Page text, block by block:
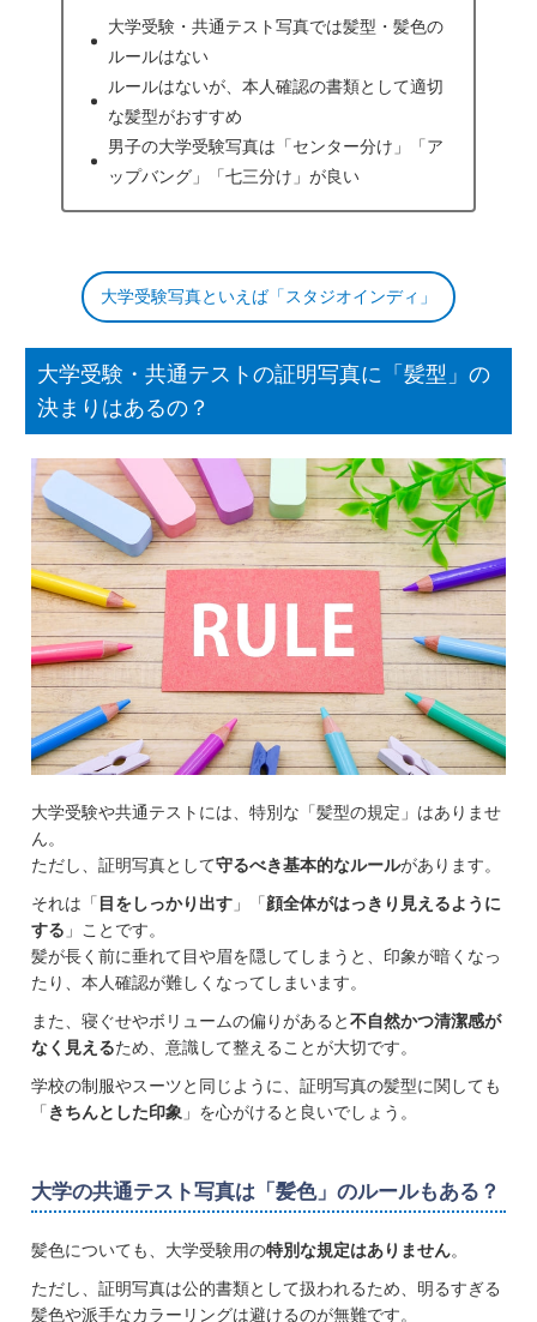
大学受験・共通テスト写真では髪型・髪色の
ルールはない
ルールはないが、本人確認の書類として適切
な髪型がおすすめ
男子の大学受験写真は「センター分け」「ア
ップバング」「七三分け」が良い
大学受験写真といえば「スタジオインディ」
大学受験・共通テストの証明写真に「髪型」の
決まりはあるの？
大学受験や共通テストには、特別な「髪型の規定」はありませ
ん。
ただし、証明写真として守るべき基本的なルールがあります。
それは「 目をしっかり出す」「顔全体がはっきり見えるように
する 」ことです。
髪が長く前に垂れて目や眉を隠してしまうと、印象が暗くなっ
たり、本人確認が難しくなってしまいます。
また、寝ぐせやボリュームの偏りがあると不自然かつ清潔感が
なく見えるため、意識して整えることが大切です。
学校の制服やスーツと同じように、証明写真の髪型に関しても
「 きちんとした印象」を心がけると良いでしょう。
大学の共通テスト写真は「髪色」のルールもある？
髪色についても、大学受験用の特別な規定はありません。
ただし、証明写真は公的書類として扱われるため、明るすぎる
髪色や派手なカラーリングは避けるのが無難です。